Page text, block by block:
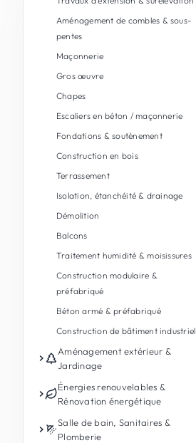
Aménagement de combles & sous-
pentes
Maçonnerie
Gros œuvre
Chapes
Escaliers en béton / maçonnerie
Fondations & soutènement
Construction en bois
Terrassement
Isolation, étanchéité & drainage
Démolition
Balcons
Traitement humidité & moisissures
Construction modulaire &
préfabriqué
Béton armé & préfabriqué
Construction de bâtiment industriel
Aménagement extérieur &
Jardinage
Entretien de jardin
Conception de jardin & paysages
Aménagement extérieur
Énergies renouvelables &
Rénovation énergétique
Photovoltaïque
Salle de bain, Sanitaires &
Plomberie